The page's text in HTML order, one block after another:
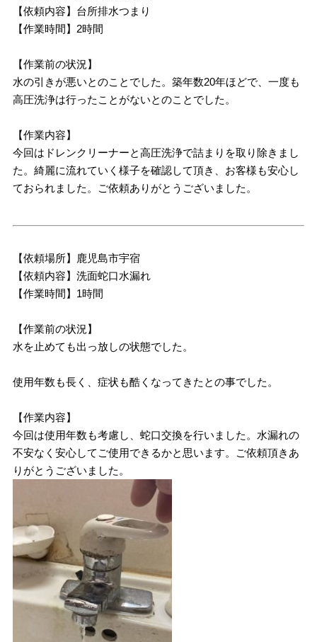
【依頼内容】台所排水つまり
【作業時間】2時間
【作業前の状況】
水の引きが悪いとのことでした。築年数20年ほどで、一度も
高圧洗浄は行ったことがないとのことでした。
【作業内容】
今回はドレンクリーナーと高圧洗浄で詰まりを取り除きまし
た。綺麗に流れていく様子を確認して頂き、お客様も安心し
ておられました。ご依頼ありがとうございました。
【依頼場所】鹿児島市宇宿
【依頼内容】洗面蛇口水漏れ
【作業時間】1時間
【作業前の状況】
水を止めても出っ放しの状態でした。
使用年数も長く、症状も酷くなってきたとの事でした。
【作業内容】
今回は使用年数も考慮し、蛇口交換を行いました。水漏れの
不安なく安心してご使用できるかと思います。ご依頼頂きあ
りがとうございました。